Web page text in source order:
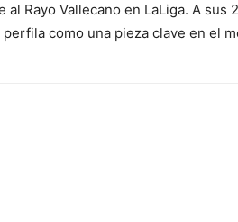
al Rayo Vallecano en LaLiga. A sus
como una pieza clave en el